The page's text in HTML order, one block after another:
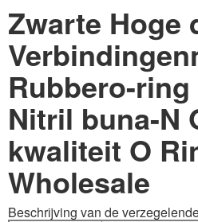
Zwarte Hoge
Rubbero-ring
Nitril buna-N
kwaliteit O
Wholesale
Beschrijving van de